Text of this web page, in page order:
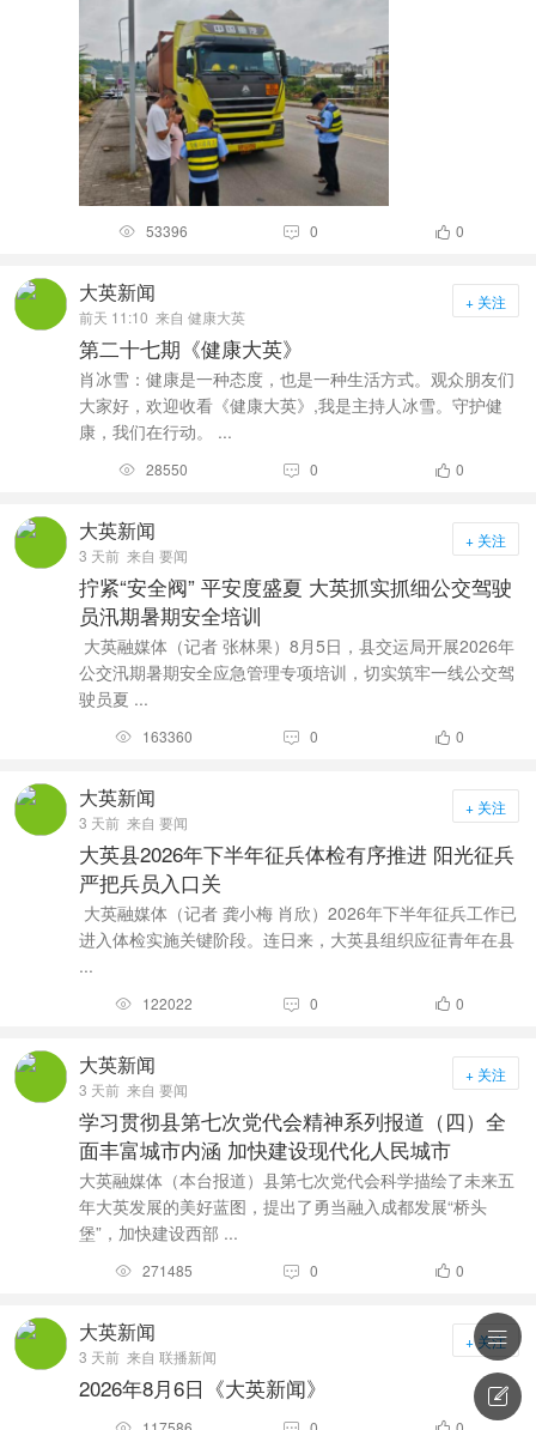
 53396  0  0
大英新闻
前天 11:10 来自 健康大英
+ 关注
第二十七期《健康大英》
肖冰雪：健康是一种态度，也是一种生活方式。观众朋友们
大家好，欢迎收看《健康大英》,我是主持人冰雪。守护健
康，我们在行动。 ...
 28550  0  0
大英新闻
3 天前 来自 要闻
+ 关注
拧紧“安全阀” 平安度盛夏 大英抓实抓细公交驾驶
员汛期暑期安全培训
大英融媒体（记者 张林果）8月5日，县交运局开展2026年
公交汛期暑期安全应急管理专项培训，切实筑牢一线公交驾
驶员夏 ...
 163360  0  0
大英新闻
3 天前 来自 要闻
+ 关注
大英县2026年下半年征兵体检有序推进 阳光征兵
严把兵员入口关
大英融媒体（记者 龚小梅 肖欣）2026年下半年征兵工作已
进入体检实施关键阶段。连日来，大英县组织应征青年在县
...
 122022  0  0
大英新闻
3 天前 来自 要闻
+ 关注
学习贯彻县第七次党代会精神系列报道（四）全
面丰富城市内涵 加快建设现代化人民城市
大英融媒体（本台报道）县第七次党代会科学描绘了未来五
年大英发展的美好蓝图，提出了勇当融入成都发展“桥头
堡”，加快建设西部 ...
 271485  0  0
大英新闻
3 天前 来自 联播新闻
+ 关注
2026年8月6日《大英新闻》

